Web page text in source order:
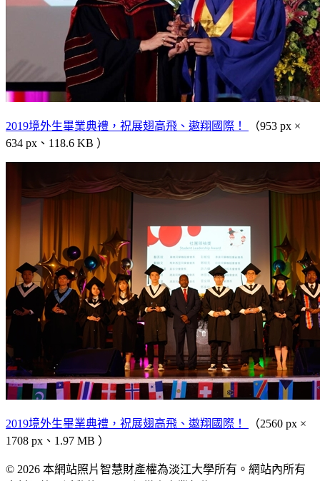
2019境外生畢業典禮，祝展翅高飛、遨翔國際！
（953 px ×
634 px、118.6 KB ）
2019境外生畢業典禮，祝展翅高飛、遨翔國際！
（2560 px ×
1708 px、1.97 MB ）
© 2026 本網站照片智慧財產權為淡江大學所有。網站內所有